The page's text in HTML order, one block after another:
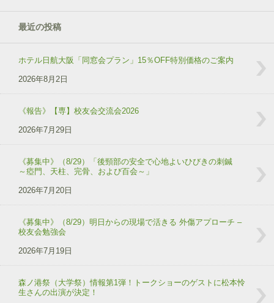
最近の投稿
ホテル日航大阪「同窓会プラン」15％OFF特別価格のご案内
2026年8月2日
《報告》【専】校友会交流会2026
2026年7月29日
《募集中》（8/29）「後頸部の安全で心地よいひびきの刺鍼
～瘂門、天柱、完骨、および百会～」
2026年7月20日
《募集中》（8/29）明日からの現場で活きる 外傷アプローチ –
校友会勉強会
2026年7月19日
森ノ港祭（大学祭）情報第1弾！トークショーのゲストに松本怜
生さんの出演が決定！